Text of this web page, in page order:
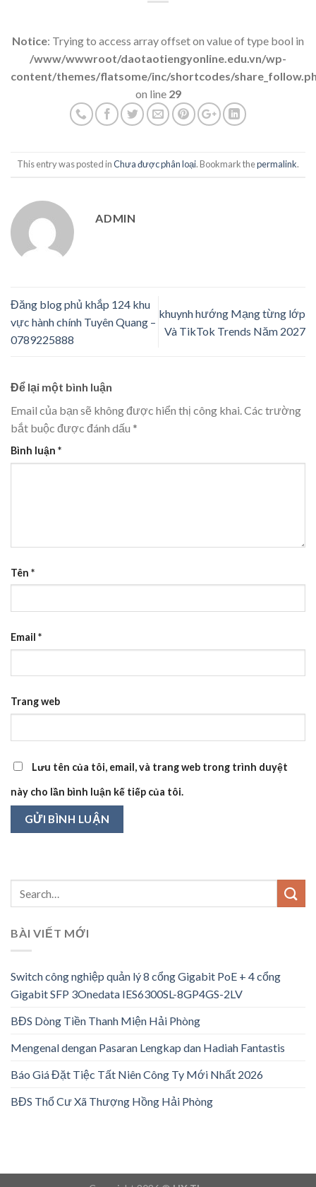
Notice: Trying to access array offset on value of type bool in
/www/wwwroot/daotaotiengyonline.edu.vn/wp-
content/themes/flatsome/inc/shortcodes/
on line 29
This entry was posted inChưa được phân loại. Bookmark thepermalink.
ADMIN
Đăng blog phủ khắp 124 khu
vực hành chính Tuyên Quang –
0789225888
khuynh hướng Mạng từng lớp
Và TikTok Trends Năm 2027
Để lại một bình luận
Email của bạn sẽ không được hiển thị công khai.Các trường
bắt buộc được đánh dấu *
Bình luận *
Tên *
Email *
Trang web
Lưu tên của tôi, email, và trang web trong trình duyệt
này cho lần bình luận kế tiếp của tôi.
BÀI VIẾT MỚI
Switch công nghiệp quản lý 8 cổng Gigabit PoE + 4 cổng
Gigabit SFP 3Onedata IES6300SL-8GP4GS-2LV
BĐS Dòng Tiền Thanh Miện Hải Phòng
Mengenal dengan Pasaran Lengkap dan Hadiah Fantastis
Báo Giá Đặt Tiệc Tất Niên Công Ty Mới Nhất 2026
BĐS Thổ Cư Xã Thượng Hồng Hải Phòng